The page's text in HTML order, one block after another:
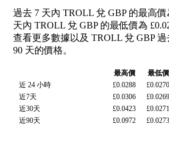
過去 7 天內 TROLL 兌 GBP 的最高價
天內 TROLL 兌 GBP 的最低價為
查看更多數據以及 TROLL 兌 GBP 過
90 天的價格。
最高價 最低價
近 24 小時
£0.0288 £0.0270
近7天
£0.0306 £0.0269
近30天
£0.0423 £0.0271
近90天
£0.0972 £0.0273